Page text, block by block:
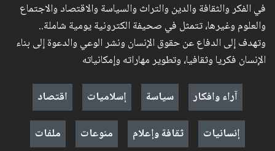
في الفكر والثقافة والدين والتراث والسياسة والاقتصاد والاجتماع
والعلوم وغيرها، تتمثل في صحيفة الكترونية يومية شاملة..
وتهدف إلى الدفاع عن حقوق الإنسان ونشر الوعي والدعوة إلى بناء
الإنسان فكريا وثقافيا، وتطوير مهاراته وإمكانياته
آراء وافكار
سياسة إسلاميات
اقتصاد
إنسانيات
ثقافة وإعلام منوعات ملفات